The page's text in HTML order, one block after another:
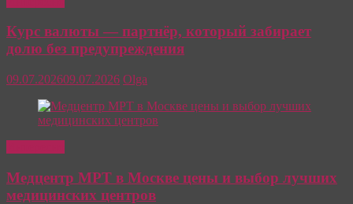
Курс валюты — партнёр, который забирает
долю без предупреждения
09.07.202609.07.2026 Olga
Медцентр МРТ в Москве цены и выбор лучших
медицинских центров